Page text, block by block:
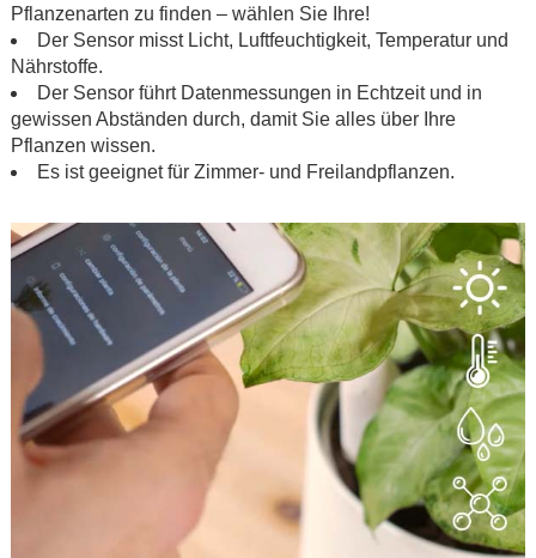
Pflanzenarten zu finden – wählen Sie Ihre!
Der Sensor misst Licht, Luftfeuchtigkeit, Temperatur und
Nährstoffe.
Der Sensor führt Datenmessungen in Echtzeit und in
gewissen Abständen durch, damit Sie alles über Ihre
Pflanzen wissen.
Es ist geeignet für Zimmer- und Freilandpflanzen.